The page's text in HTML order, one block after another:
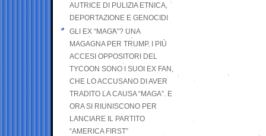
AUTRICE DI PULIZIA ETNICA,
DEPORTAZIONE E GENOCIDI
GLI EX “MAGA”? UNA
MAGAGNA PER TRUMP. I PIÙ
ACCESI OPPOSITORI DEL
TYCOON SONO I SUOI EX FAN,
CHE LO ACCUSANO DI AVER
TRADITO LA CAUSA “MAGA”. E
ORA SI RIUNISCONO PER
LANCIARE IL PARTITO
“AMERICA FIRST”